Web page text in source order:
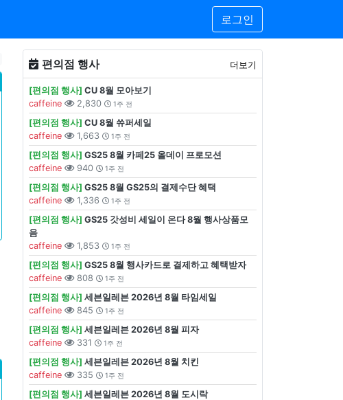
로그인
편의점 행사 더보기
[편의점 행사] CU 8월 모아보기
caffeine
2,830 1주 전
[편의점 행사] CU 8월 쓔퍼세일
caffeine
1,663 1주 전
[편의점 행사] GS25 8월 카페25 올데이 프로모션
caffeine
940 1주 전
[편의점 행사] GS25 8월 GS25의 결제수단 혜택
caffeine
1,336 1주 전
[편의점 행사] GS25 갓성비 세일이 온다 8월 행사상품모
음
caffeine
1,853 1주 전
[편의점 행사] GS25 8월 행사카드로 결제하고 혜택받자
caffeine
808 1주 전
[편의점 행사] 세븐일레븐 2026년 8월 타임세일
caffeine
845 1주 전
[편의점 행사] 세븐일레븐 2026년 8월 피자
caffeine
331 1주 전
[편의점 행사] 세븐일레븐 2026년 8월 치킨
caffeine
335 1주 전
[편의점 행사] 세븐일레븐 2026년 8월 도시락